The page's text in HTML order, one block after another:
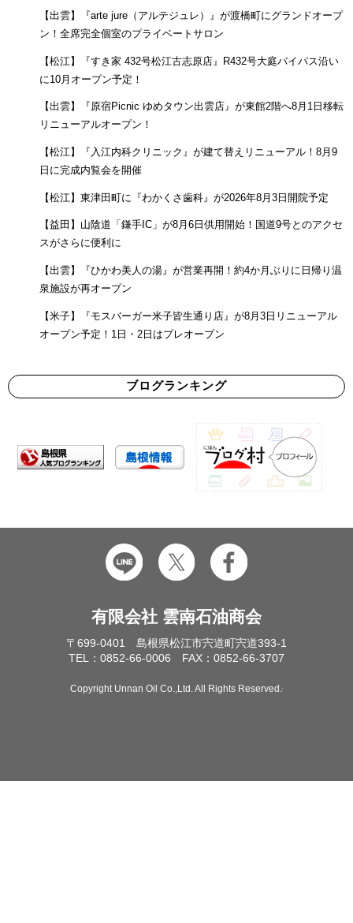
【出雲】『arte jure（アルテジュレ）』が渡橋町にグランドオープ
ン！全席完全個室のプライベートサロン
【松江】『すき家 432号松江古志原店』R432号大庭バイパス沿い
に10月オープン予定！
【出雲】『原宿Picnic ゆめタウン出雲店』が東館2階へ8月1日移転
リニューアルオープン！
【松江】『入江内科クリニック』が建て替えリニューアル！8月9
日に完成内覧会を開催
【松江】東津田町に『わかくさ歯科』が2026年8月3日開院予定
【益田】山陰道「鎌手IC」が8月6日供用開始！国道9号とのアクセ
スがさらに便利に
【出雲】『ひかわ美人の湯』が営業再開！約4か月ぶりに日帰り温
泉施設が再オープン
【米子】『モスバーガー米子皆生通り店』が8月3日リニューアル
オープン予定！1日・2日はプレオープン
ブログランキング
有限会社 雲南石油商会
〒699-0401 島根県松江市宍道町宍道393-1
TEL：0852-66-0006 FAX：0852-66-3707
Copyright Unnan Oil Co.,Ltd. All Rights Reserved.